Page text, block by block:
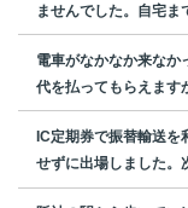
ませんでした。自宅
電車がなかなか来なか
代を払ってもらえます
IC定期券で振替輸送
せずに出場しました。